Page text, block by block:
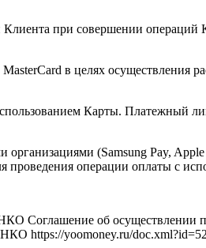
при совершении операций
в целях осуществления
Карты. Платежный
(Samsung Pay,
операции оплаты с
об осуществлении
НКО https://yoomoney.ru/